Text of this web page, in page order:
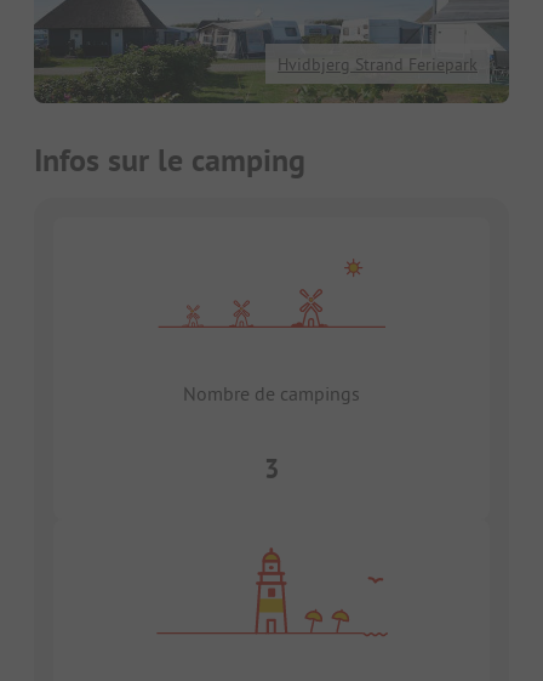
Hvidbjerg Strand Feriepark
Infos sur le camping
Nombre de campings
3